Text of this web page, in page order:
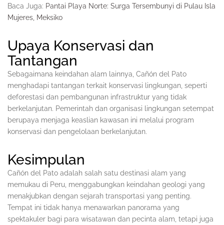
Baca Juga: Pantai Playa Norte: Surga Tersembunyi di Pulau Isla
Mujeres, Meksiko
Upaya Konservasi dan
Tantangan
Sebagaimana keindahan alam lainnya, Cañón del Pato
menghadapi tantangan terkait konservasi lingkungan, seperti
deforestasi dan pembangunan infrastruktur yang tidak
berkelanjutan. Pemerintah dan organisasi lingkungan setempat
berupaya menjaga keaslian kawasan ini melalui program
konservasi dan pengelolaan berkelanjutan.
Kesimpulan
Cañón del Pato adalah salah satu destinasi alam yang
memukau di Peru, menggabungkan keindahan geologi yang
menakjubkan dengan sejarah transportasi yang penting.
Tempat ini tidak hanya menawarkan panorama yang
spektakuler bagi para wisatawan dan pecinta alam, tetapi juga